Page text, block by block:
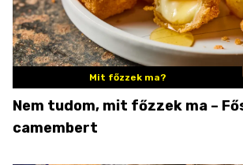
Mit főzzek ma?
Nem tudom, mit főzzek ma –
camembert